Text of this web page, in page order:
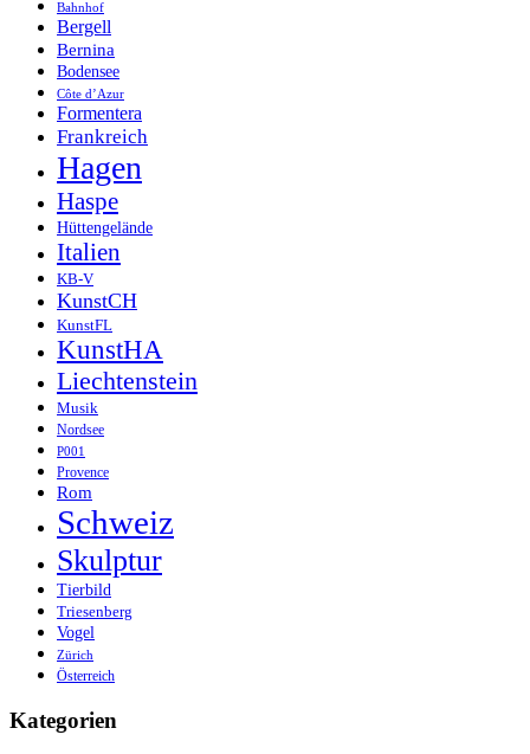
Bahnhof
Bergell
Bernina
Bodensee
Côte d’Azur
Formentera
Frankreich
Hagen
Haspe
Hüttengelände
Italien
KB-V
KunstCH
KunstFL
KunstHA
Liechtenstein
Musik
Nordsee
P001
Provence
Rom
Schweiz
Skulptur
Tierbild
Triesenberg
Vogel
Zürich
Österreich
Kategorien